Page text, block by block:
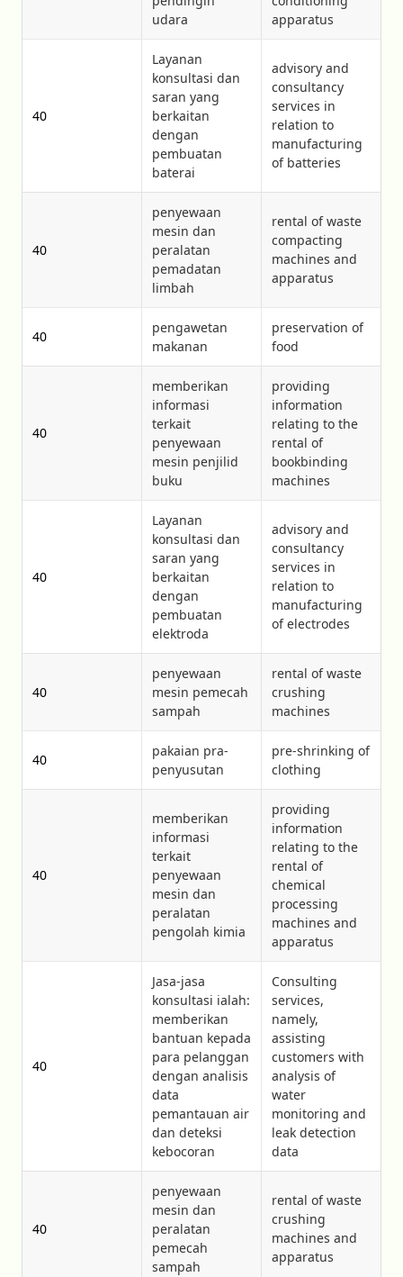
udara
apparatus
40
Layanan
konsultasi dan
saran yang
berkaitan
dengan
pembuatan
baterai
advisory and
consultancy
services in
relation to
manufacturing
of batteries
40
penyewaan
mesin dan
peralatan
pemadatan
limbah
rental of waste
compacting
machines and
apparatus
40
pengawetan
makanan
preservation of
food
40
memberikan
informasi
terkait
penyewaan
mesin penjilid
buku
providing
information
relating to the
rental of
bookbinding
machines
40
Layanan
konsultasi dan
saran yang
berkaitan
dengan
pembuatan
elektroda
advisory and
consultancy
services in
relation to
manufacturing
of electrodes
40
penyewaan
mesin pemecah
sampah
rental of waste
crushing
machines
40
pakaian pra-
penyusutan
pre-shrinking of
clothing
40
memberikan
informasi
terkait
penyewaan
mesin dan
peralatan
pengolah kimia
providing
information
relating to the
rental of
chemical
processing
machines and
apparatus
40
Jasa-jasa
konsultasi ialah:
memberikan
bantuan kepada
para pelanggan
dengan analisis
data
pemantauan air
dan deteksi
kebocoran
Consulting
services,
namely,
assisting
customers with
analysis of
water
monitoring and
leak detection
data
40
penyewaan
mesin dan
peralatan
pemecah
sampah
rental of waste
crushing
machines and
apparatus